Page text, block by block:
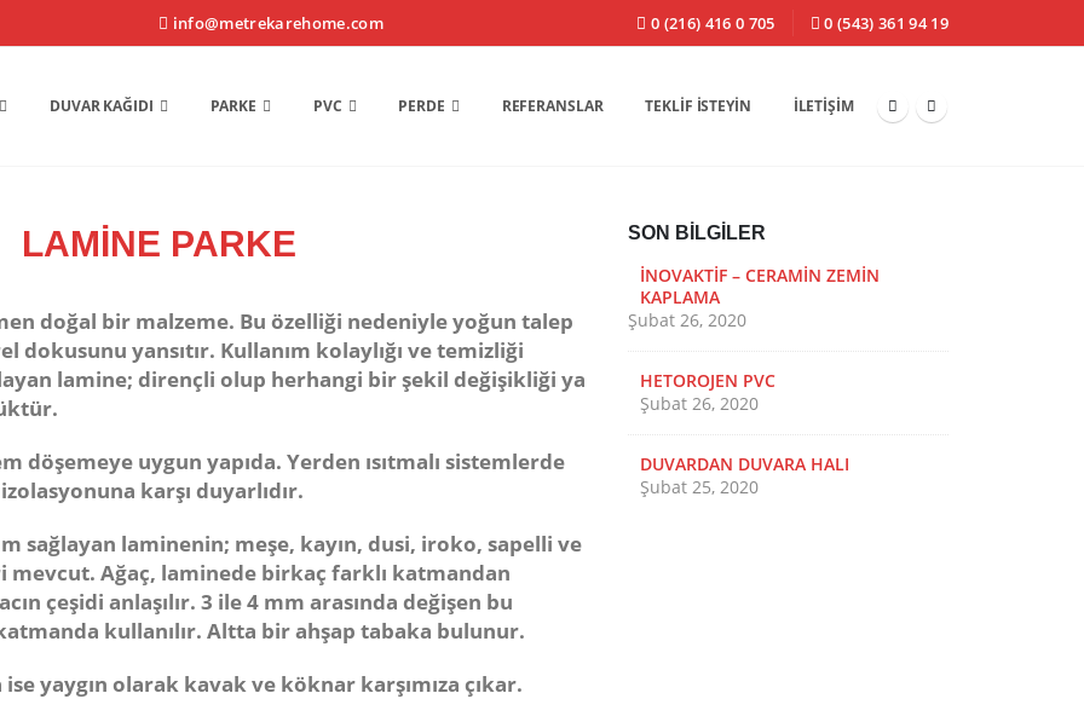
info@metrekarehome.com 0 (216) 416 0 705 0 (543) 361 94 19
DUVAR KAĞIDI PARKE PVC PERDE REFERANSLAR TEKLIF İSTEYIN İLETIŞIM
LAMİNE PARKE
doğal bir malzeme. Bu özelliği nedeniyle yoğun talep
yansıtır. Kullanım kolaylığı ve temizliği
lamine; dirençli olup herhangi bir şekil değişikliği ya
döşemeye uygun yapıda. Yerden ısıtmalı sistemlerde
karşı duyarlıdır.
sağlayan laminenin; meşe, kayın, dusi, iroko, sapelli ve
Ağaç, laminede birkaç farklı katmandan
çeşidi anlaşılır. 3 ile 4 mm arasında değişen bu
kullanılır. Altta bir ahşap tabaka bulunur.
yaygın olarak kavak ve köknar karşımıza çıkar.
SON BILGILER
İNOVAKTİF – CERAMİN ZEMİN
KAPLAMA
Şubat 26, 2020
HETOROJEN PVC
Şubat 26, 2020
DUVARDAN DUVARA HALI
Şubat 25, 2020